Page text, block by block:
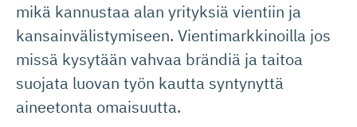
mikä kannustaa alan yrityksiä vientiin ja
kansainvälistymiseen. Vientimarkkinoilla jos
missä kysytään vahvaa brändiä ja taitoa
suojata luovan työn kautta syntynyttä
aineetonta omaisuutta.